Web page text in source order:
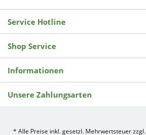
Service Hotline
Shop Service
Informationen
Unsere Zahlungsarten
* Alle Preise inkl. gesetzl. Mehrwertsteuer zzgl.